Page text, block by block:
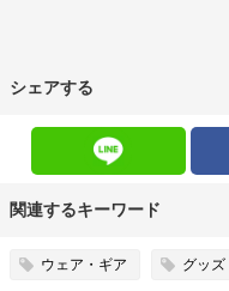
シェアする
関連するキーワード
ウェア・ギア グッ